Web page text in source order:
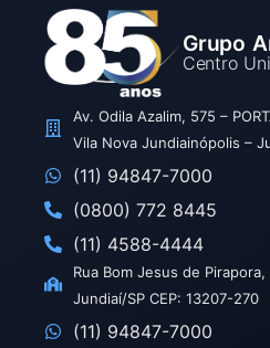
Grupo
Centro
Av. Odila Azalim, 575 –
Vila Nova Jundiainópolis –
(11) 94847-7000
(0800) 772 8445
(11) 4588-4444
Rua Bom Jesus de
Jundiaí/SP CEP: 13207-270
(11) 94847-7000